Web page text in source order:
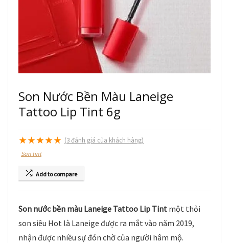
Son Nước Bền Màu Laneige
Tattoo Lip Tint 6g
★★★★★ (3đánh giá của khách hàng)
Son tint
Add to compare
Son nước bền màu Laneige Tattoo Lip Tint một thỏi
son siêu Hot là Laneige được ra mắt vào năm 2019,
nhận được nhiều sự đón chờ của người hâm mộ.